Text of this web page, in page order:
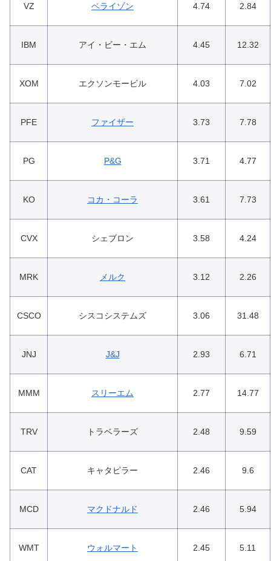
VZ ベライゾン 4.74 2.84
IBM アイ・ビー・エム 4.45 12.32
XOM エクソンモービル 4.03 7.02
PFE ファイザー 3.73 7.78
PG P&G 3.71 4.77
KO コカ・コーラ 3.61 7.73
CVX シェブロン 3.58 4.24
MRK メルク 3.12 2.26
CSCO シスコシステムズ 3.06 31.48
JNJ J&J 2.93 6.71
MMM スリーエム 2.77 14.77
TRV トラベラーズ 2.48 9.59
CAT キャタピラー 2.46 9.6
MCD マクドナルド 2.46 5.94
WMT ウォルマート 2.45 5.11